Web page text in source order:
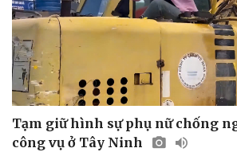
Tạm giữ hình sự phụ nữ chống
công vụ ở Tây Ninh